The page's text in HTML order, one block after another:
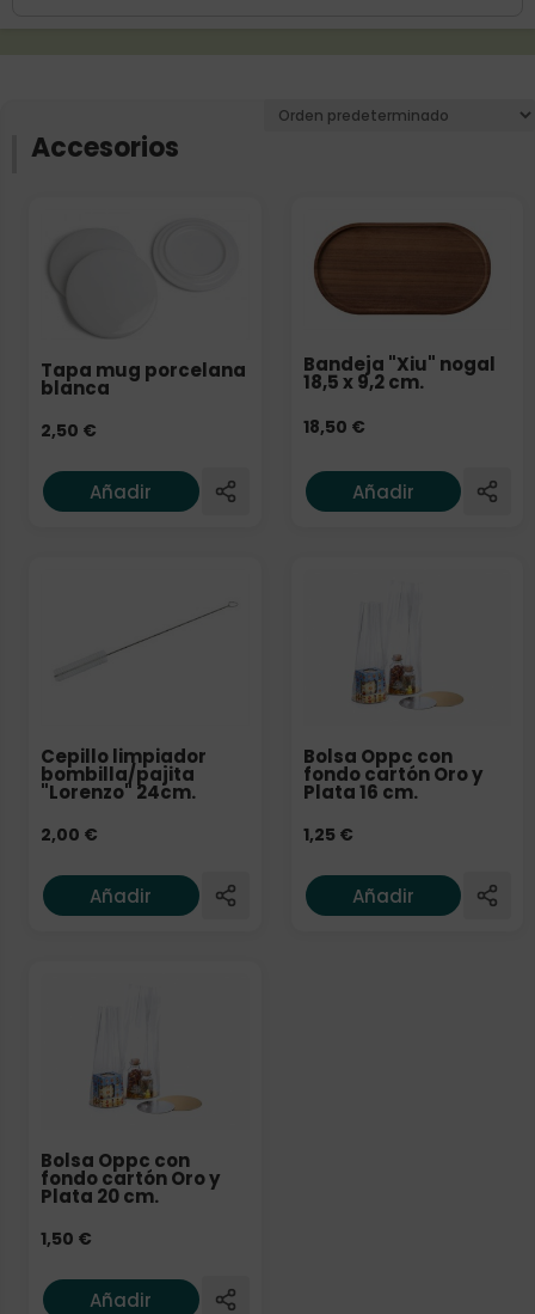
Accesorios
Tapa mug porcelana
blanca
2,50 €
Añadir
Bandeja "Xiu" nogal
18,5 x 9,2 cm.
18,50 €
Añadir
Cepillo limpiador
bombilla/pajita
"Lorenzo" 24cm.
2,00 €
Añadir
Bolsa Oppc con
fondo cartón Oro y
Plata 16 cm.
1,25 €
Añadir
Bolsa Oppc con
fondo cartón Oro y
Plata 20 cm.
1,50 €
Añadir